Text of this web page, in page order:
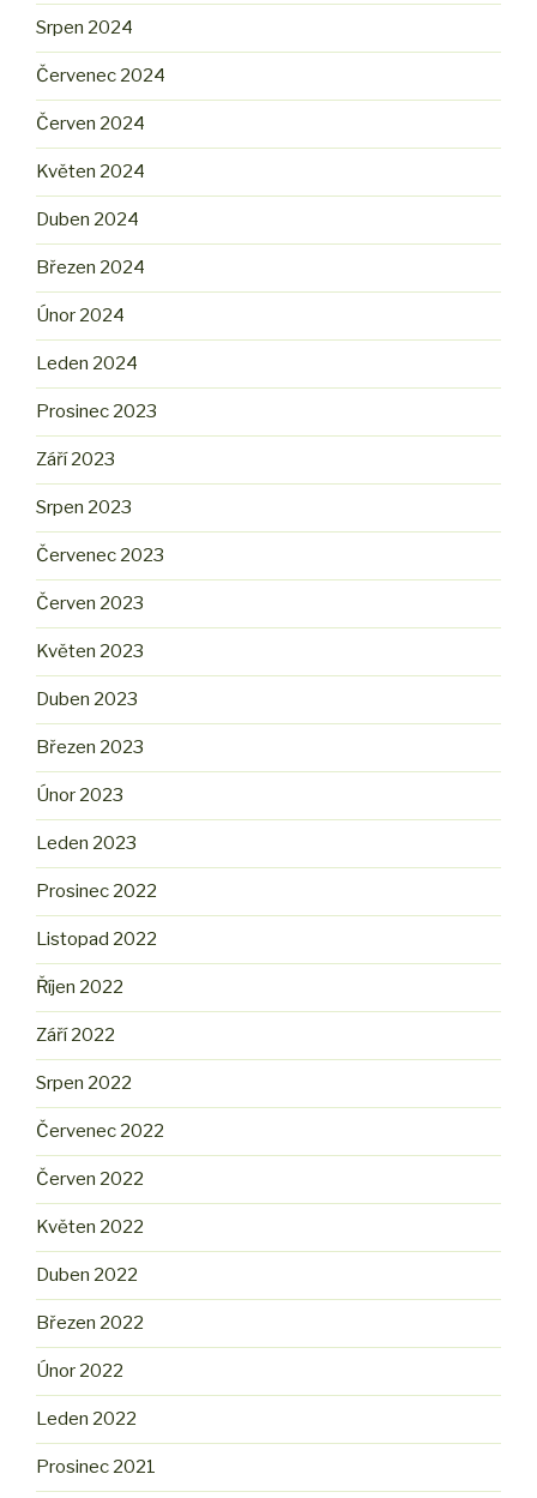
Srpen 2024
Červenec 2024
Červen 2024
Květen 2024
Duben 2024
Březen 2024
Únor 2024
Leden 2024
Prosinec 2023
Září 2023
Srpen 2023
Červenec 2023
Červen 2023
Květen 2023
Duben 2023
Březen 2023
Únor 2023
Leden 2023
Prosinec 2022
Listopad 2022
Říjen 2022
Září 2022
Srpen 2022
Červenec 2022
Červen 2022
Květen 2022
Duben 2022
Březen 2022
Únor 2022
Leden 2022
Prosinec 2021